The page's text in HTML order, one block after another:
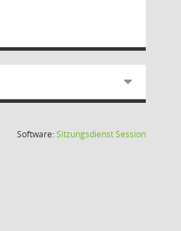
Software:SitzungsdienstSession(Wird in